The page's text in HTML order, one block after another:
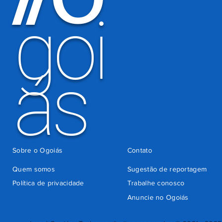
indevida do
Detran-GO
goi
ás
Quem somos
Sugestão de reportagem
Trabalhe conosco
Política de privacidade
Anuncie no Ogoiás
Contato
Sobre o Ogoiás